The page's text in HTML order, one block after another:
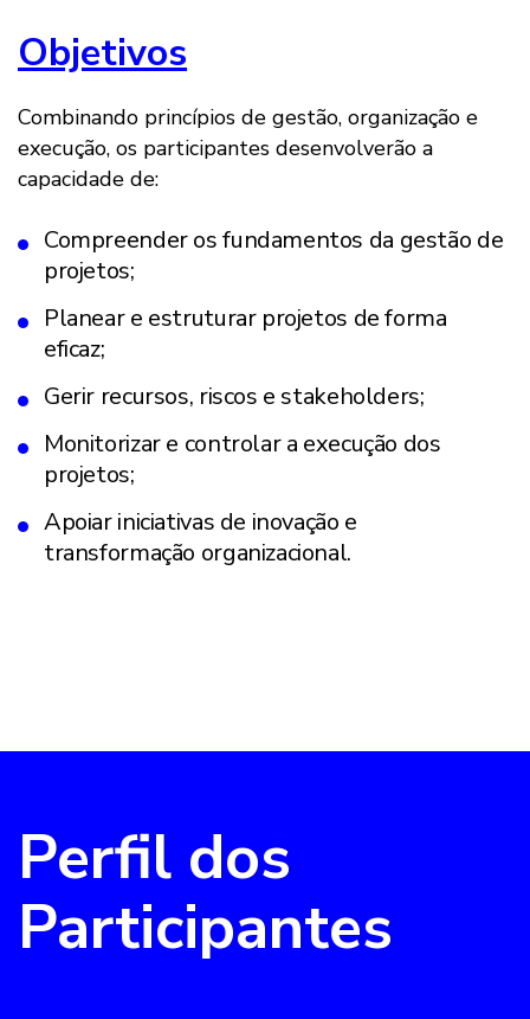
Objetivos
Combinando princípios de gestão, organização e
execução, os participantes desenvolverão a
capacidade de:
Compreender os fundamentos da gestão de
projetos;
Planear e estruturar projetos de forma
eficaz;
Gerir recursos, riscos e stakeholders;
Monitorizar e controlar a execução dos
projetos;
Apoiar iniciativas de inovação e
transformação organizacional.
Perfil dos
Participantes